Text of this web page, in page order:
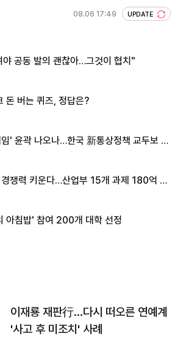
08.06 17:49 UPDATE
공동 발의 괜찮아…그것이 협치"
돈 버는 퀴즈, 정답은?
' 윤곽 나오나…한국 新통상정책 교두보 활
쟁력 키운다…산업부 15개 과제 180억 지
아침밥' 참여 200개 대학 선정
이재룡 재판行…다시 떠오른 연예계
'사고 후 미조치' 사례